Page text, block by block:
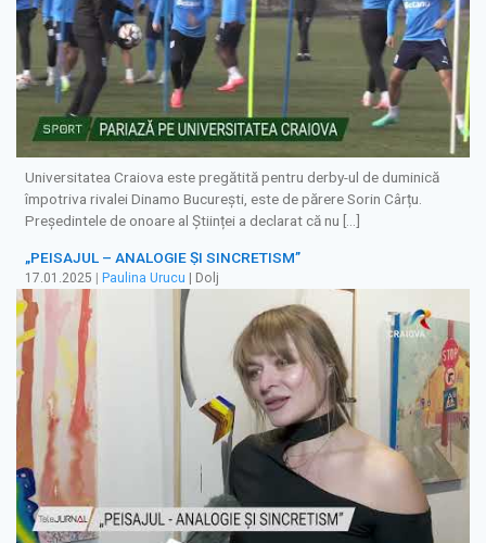
Universitatea Craiova este pregătită pentru derby-ul de duminică
împotriva rivalei Dinamo București, este de părere Sorin Cârțu.
Președintele de onoare al Științei a declarat că nu […]
„PEISAJUL – ANALOGIE ȘI SINCRETISM”
17.01.2025 Paulina Urucu | Dolj